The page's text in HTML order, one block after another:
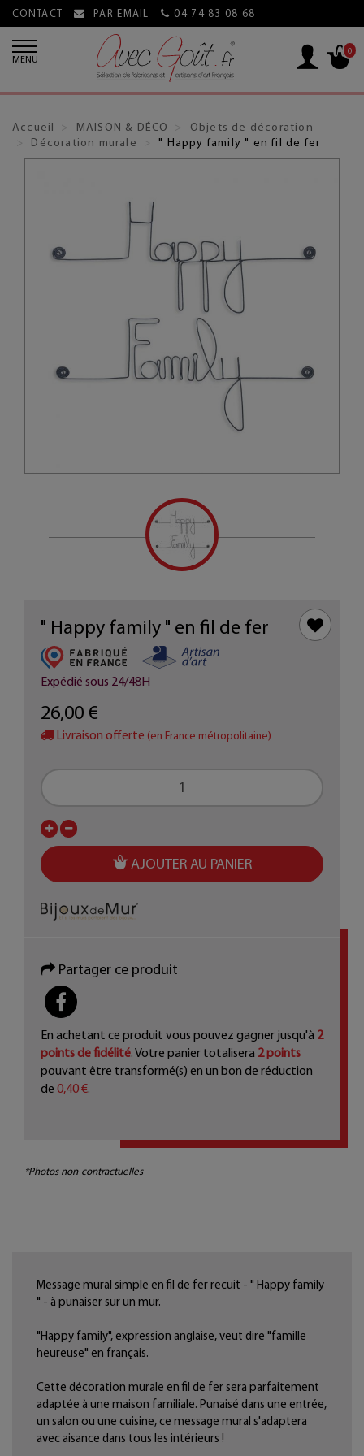
CONTACT PAR EMAIL 04 74 83 08 68
MENU
0
Accueil MAISON & DÉCO
Objets de décoration
Décoration murale
" Happy family " en fil de fer
" Happy family " en fil de fer
Expédié sous 24/48H
26,00 €
Livraison offerte (en France métropolitaine)
AJOUTER AU PANIER
Partager ce produit
PARTAGER
En achetant ce produit vous pouvez gagner jusqu'à 2
points de fidélité. Votre panier totalisera 2points
pouvant être transformé(s) en un bon de réduction
de 0,40 €.
*Photos non-contractuelles
Message mural simple en fil de fer recuit - " Happy family
" - à punaiser sur un mur.
"Happy family", expression anglaise, veut dire "famille
heureuse" en français.
Cette décoration murale en fil de fer sera parfaitement
adaptée à une maison familiale. Punaisé dans une entrée,
un salon ou une cuisine, ce message mural s'adaptera
avec aisance dans tous les intérieurs !